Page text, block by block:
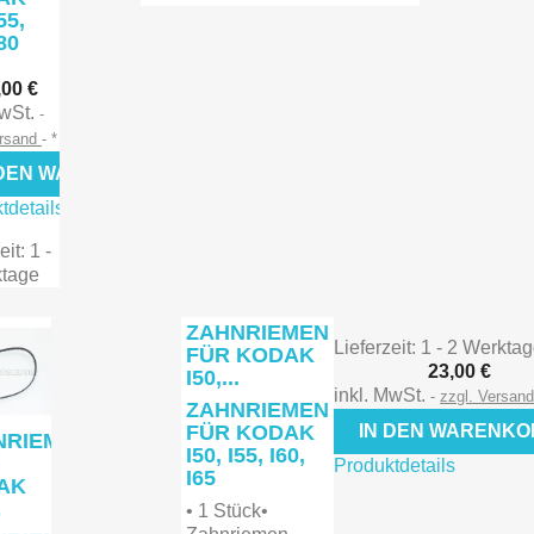
€
*
WARENKORB
1 -
ZAHNRIEMEN
FÜR KODAK
I50,...
ZAHNRIEMEN
FÜR KODAK
I50, I55, I60,
I65
• 1 Stück•
Lieferzeit: 1 - 2
23,00 €
inkl. MwSt. zzgl.
IN DEN
Produktdetails